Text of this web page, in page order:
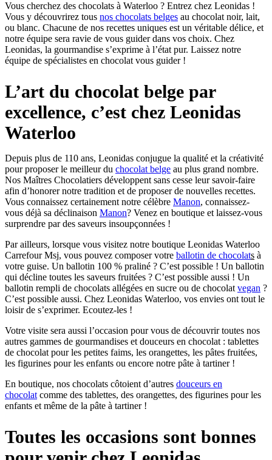
Vous cherchez des chocolats à Waterloo ? Entrez chez Leonidas !
Vous y découvrirez tous nos chocolats belges au chocolat noir, lait,
ou blanc. Chacune de nos recettes uniques est un véritable délice, et
notre équipe sera ravie de vous guider dans vos choix. Chez
Leonidas, la gourmandise s’exprime à l’état pur. Laissez notre
équipe de spécialistes en chocolat vous guider !
L’art du chocolat belge par
excellence, c’est chez Leonidas
Waterloo
Depuis plus de 110 ans, Leonidas conjugue la qualité et la créativité
pour proposer le meilleur du chocolat belge au plus grand nombre.
Nos Maîtres Chocolatiers développent sans cesse leur savoir-faire
afin d’honorer notre tradition et de proposer de nouvelles recettes.
Vous connaissez certainement notre célèbre Manon, connaissez-
vous déjà sa déclinaison Manon? Venez en boutique et laissez-vous
surprendre par des saveurs insoupçonnées !
Par ailleurs, lorsque vous visitez notre boutique Leonidas Waterloo
Carrefour Msj, vous pouvez composer votre ballotin de chocolats à
votre guise. Un ballotin 100 % praliné ? C’est possible ! Un ballotin
qui décline toutes les saveurs fruitées ? C’est possible aussi ! Un
ballotin rempli de chocolats allégées en sucre ou de chocolat vegan ?
C’est possible aussi. Chez Leonidas Waterloo, vos envies ont tout le
loisir de s’exprimer. Ecoutez-les !
Votre visite sera aussi l’occasion pour vous de découvrir toutes nos
autres gammes de gourmandises et douceurs en chocolat : tablettes
de chocolat pour les petites faims, les orangettes, les pâtes fruitées,
les figurines pour les enfants ou encore notre pâte à tartiner !
En boutique, nos chocolats côtoient d’autres douceurs en
chocolat comme des tablettes, des orangettes, des figurines pour les
enfants et même de la pâte à tartiner !
Toutes les occasions sont bonnes